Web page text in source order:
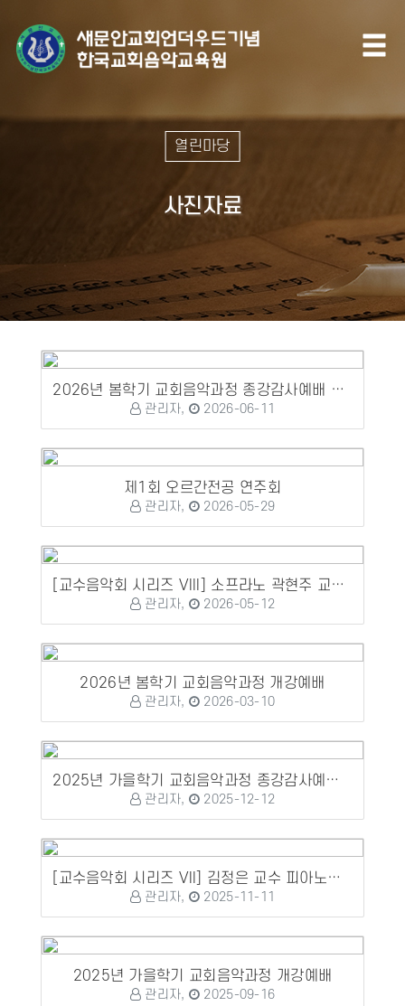
열린마당
사진자료
2026년 봄학기 교회음악과정 종강감사예배 및 수료식, 감사패 증정...
관리자, 2026-06-11
제1회 오르간전공 연주회
관리자, 2026-05-29
[교수음악회 시리즈 VIII] 소프라노 곽현주 교수 성가독창회
관리자, 2026-05-12
2026년 봄학기 교회음악과정 개강예배
관리자, 2026-03-10
2025년 가을학기 교회음악과정 종강감사예배 및 수료식, 정기연주회
관리자, 2025-12-12
[교수음악회 시리즈 VII] 김정은 교수 피아노성가연주회
관리자, 2025-11-11
2025년 가을학기 교회음악과정 개강예배
관리자, 2025-09-16